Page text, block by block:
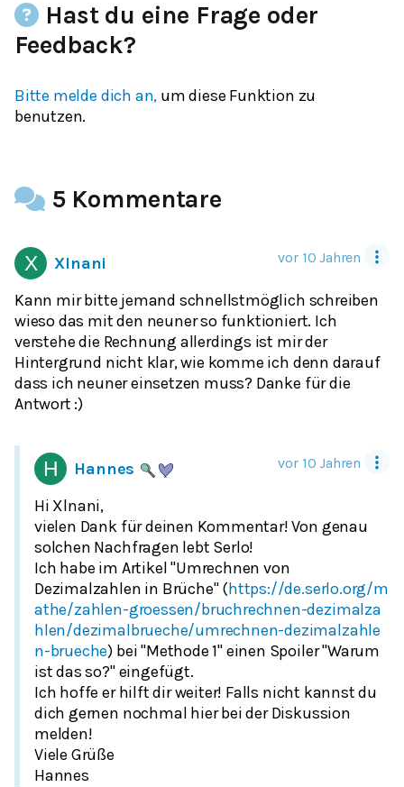
Hast du eine Frage oder
Feedback?
Bitte melde dich an, um diese Funktion zu
benutzen.
5 Kommentare
XInani vor 10 Jahren
Kann mir bitte jemand schnellstmöglich schreiben
wieso das mit den neuner so funktioniert. Ich
verstehe die Rechnung allerdings ist mir der
Hintergrund nicht klar, wie komme ich denn darauf
dass ich neuner einsetzen muss? Danke für die
Hannes vor 10 Jahren
Hi Xlnani,
vielen Dank für deinen Kommentar! Von genau
solchen Nachfragen lebt Serlo!
Ich habe im Artikel "Umrechnen von
Dezimalzahlen in Brüche" (https://de.serlo.org/m
athe/zahlen-groessen/bruchrechnen-dezimalza
hlen/dezimalbrueche/umrechnen-dezimalzahle
n-brueche) bei "Methode 1" einen Spoiler "Warum
ist das so?" eingefügt.
Ich hoffe er hilft dir weiter! Falls nicht kannst du
dich gernen nochmal hier bei der Diskussion
melden!
Viele Grüße
Hannes